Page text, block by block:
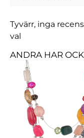
Tyvärr, inga
val
ANDRA HAR